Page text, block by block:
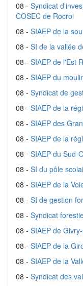
08 - Syndicat
COSEC de Rocroi
08 - SIAEP de la
08 - SI de la vallée
08 - SIAEP de l'Est
08 - SIAEP du
08 - Syndicat de
08 - SIAEP de la
08 - SIAEP des
08 - SIAEP de la
08 - SIAEP du Sud-
08 - SI du pôle
08 - SIAEP de la
08 - SI de gestion
08 - Syndicat
08 - SIAEP de
08 - SIAEP de la
08 - SIAEP de la
08 - Syndicat des